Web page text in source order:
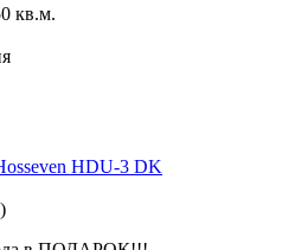
кв.м.
HDU-3 DK